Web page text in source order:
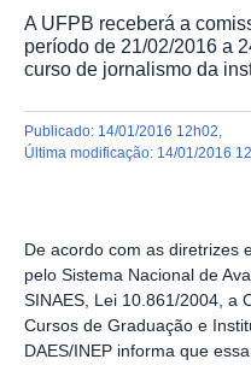
A UFPB receberá a
período de 21/02/2016 a
curso de jornalismo da
publicado: 14/01/2016 12h02
última modificação: 14/01/2016
De acordo com as diretrizes
pelo Sistema Nacional de
SINAES, Lei 10.861/2004, a
Cursos de Graduação e
DAES/INEP informa que